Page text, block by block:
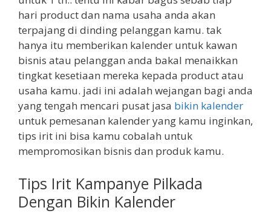
hari product dan nama usaha anda akan
terpajang di dinding pelanggan kamu. tak
hanya itu memberikan kalender untuk kawan
bisnis atau pelanggan anda bakal menaikkan
tingkat kesetiaan mereka kepada product atau
usaha kamu. jadi ini adalah wejangan bagi anda
yang tengah mencari pusat jasa bikin kalender
untuk pemesanan kalender yang kamu inginkan,
tips irit ini bisa kamu cobalah untuk
mempromosikan bisnis dan produk kamu.
Tips Irit Kampanye Pilkada
Dengan Bikin Kalender